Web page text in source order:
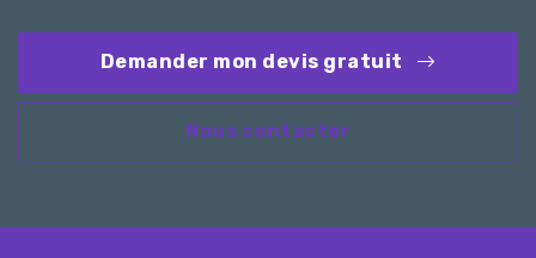
Demander mon devis gratuit
Nous contacter